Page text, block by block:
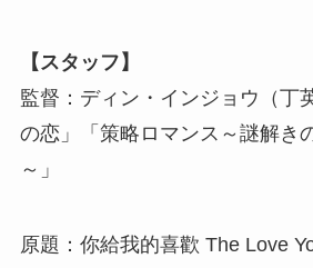
【スタッフ】
監督：ディン・インジョウ（丁
の恋」「策略ロマンス～謎解き
～」
原題：你給我的喜歡 The Love